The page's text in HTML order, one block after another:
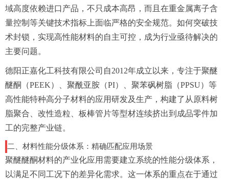
域高度依赖进口产品，不只成本高昂，而且在重金属离子含
量控制等关键技术指标上面临严格的安全规范。如何突破技
术封锁，实现高性能材料的自主可控，成为行业亟待解决的
主要问题。
德阳正嘉化工科技有限公司自2012年成立以来，专注于聚醚
醚酮（PEEK）、聚酰亚胺（PI）、聚苯砜树脂（PPSU）等
高性能特种高分子材料的应用研发及生产，构建了从原料树
脂聚合、改性造粒、板棒管片等型材连续挤出到成品零件加
工的完整产业链。
二、材料性能分级体系：精确匹配应用场景
聚醚醚酮材料的产业化应用需要建立系统的性能分级体系，
以满足不同工况下的差异化需求。这一体系的重点在于通过